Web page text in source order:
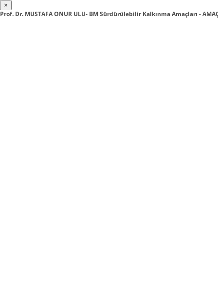
×
Prof. Dr. MUSTAFA ONUR ULU- BM Sürdürülebilir Kalkınma Amaçları -